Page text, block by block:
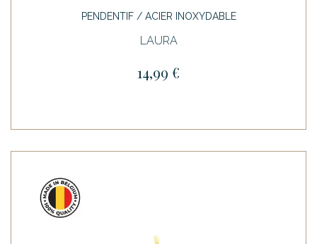
PENDENTIF / ACIER INOXYDABLE
LAURA
14,99 €